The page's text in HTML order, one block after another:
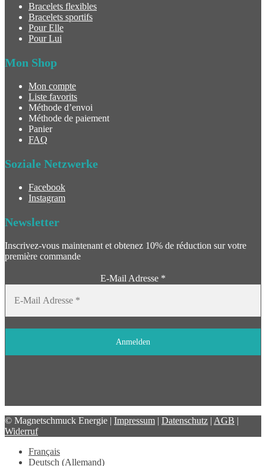
Bracelets flexibles
Bracelets sportifs
Pour Elle
Pour Lui
Mon Shop
Mon compte
Liste favorits
Méthode d’envoi
Méthode de paiement
Panier
FAQ
Soziale Netzwerke
Facebook
Instagram
Newsletter
Inscrivez-vous maintenant et obtenez 10% de réduction sur votre
première commande
E-Mail Adresse *
© Magnetschmuck Energie | Impressum | Datenschutz | AGB |
Widerruf
Français
Deutsch (Allemand)